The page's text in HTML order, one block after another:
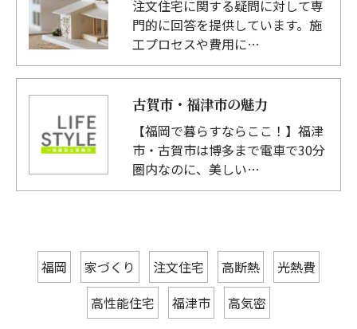
注文住宅に関する疑問に対して専
門的に回答を提供しています。施
工プロセスや費用に…
古賀市・福津市の魅力
【福岡で暮らすならここ！】福津
市・古賀市は博多まで電車で30分
圏内なのに、美しい…
福岡 家づくり 注文住宅 高断熱
光熱費
高性能住宅
福津市 高気密